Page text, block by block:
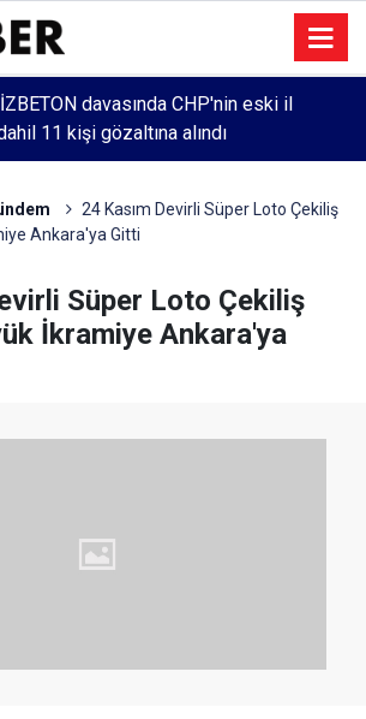
davasında CHP'nin eski il
11 kişi gözaltına alındı
24 Kasım Devirli Süper Loto Çekiliş
Ankara'ya Gitti
Süper Loto Çekiliş
İkramiye Ankara'ya